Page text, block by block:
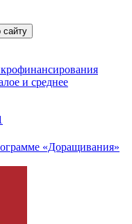
сайту
«Доращивания»